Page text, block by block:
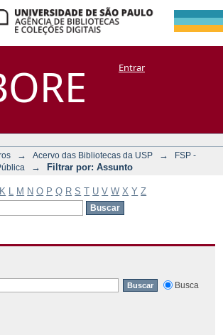
por:
Manakin + CoriscoEntrar
→ Acervo das Bibliotecas da USP →
FSP -
→ Filtrar por: Assunto
K M N O P Q R S T U V W X Y Z
Busca